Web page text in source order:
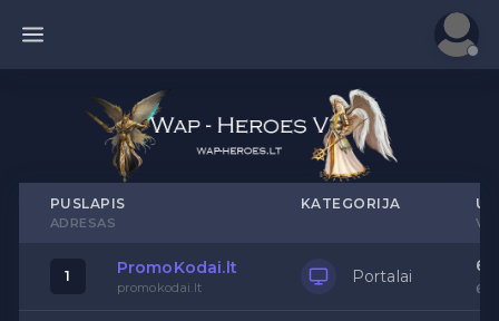
PUSLAPIS
ADRESAS
KATEGORIJA
1 PromoKodai.lt
promokodai.lt
Portalai